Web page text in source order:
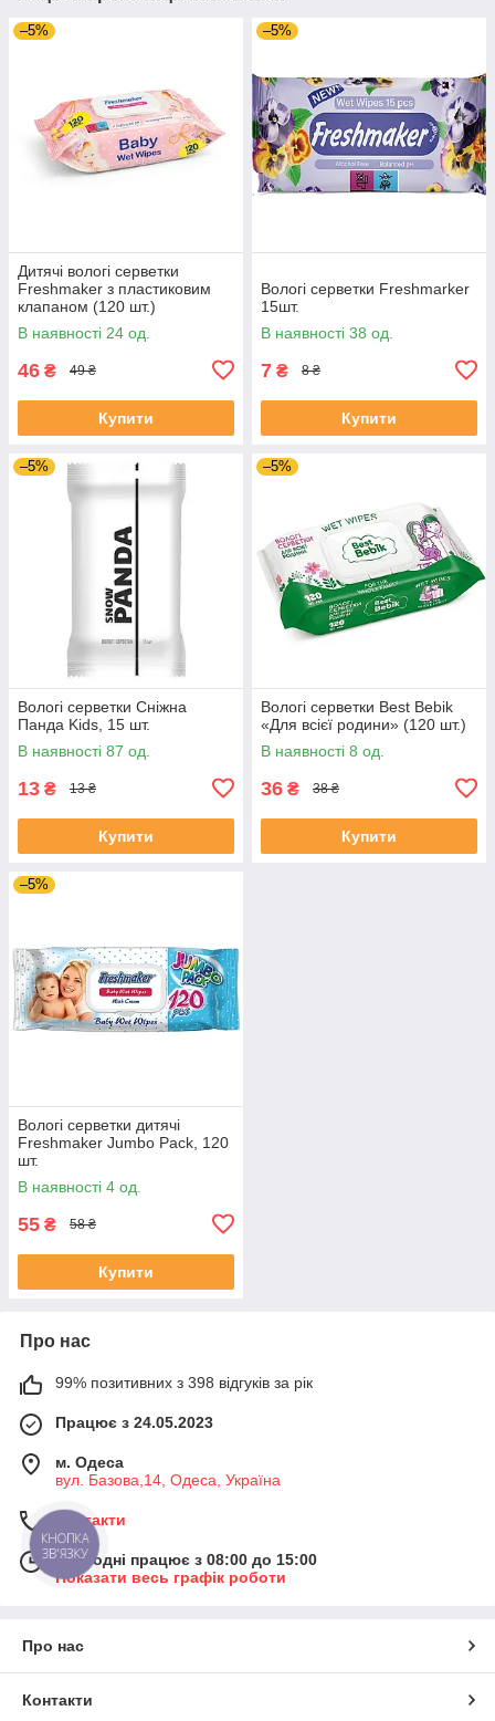
–5%
Дитячі вологі серветки
Freshmaker з пластиковим
клапаном (120 шт.)
В наявності 24 од.
46 ₴ 49 ₴
Купити
–5%
Вологі серветки Freshmarker
15шт.
В наявності 38 од.
7 ₴ 8 ₴
Купити
–5%
Вологі серветки Сніжна
Панда Kids, 15 шт.
В наявності 87 од.
13 ₴ 13 ₴
Купити
–5%
Вологі серветки Best Bebik
«Для всієї родини» (120 шт.)
В наявності 8 од.
36 ₴ 38 ₴
Купити
–5%
Вологі серветки дитячі
Freshmaker Jumbo Pack, 120
шт.
В наявності 4 од.
55 ₴ 58 ₴
Купити
Про нас
99% позитивних з 398 відгуків за рік
Працює з 24.05.2023
м. Одеса
вул. Базова,14, Одеса, Україна
Контакти
Сьогодні працює з 08:00 до 15:00
Показати весь графік роботи
Про нас
Контакти